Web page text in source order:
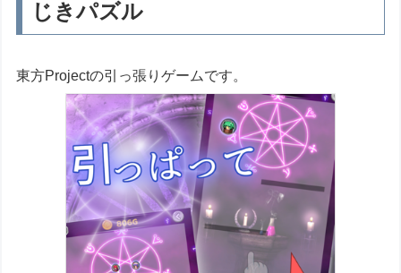
じきパズル
東方Projectの引っ張りゲームです。